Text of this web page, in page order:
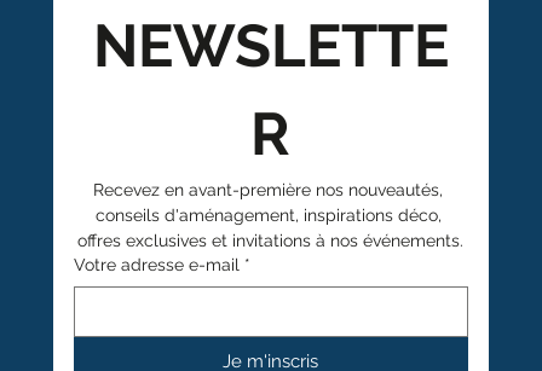
NEWSLETTE
R
Recevez en avant-première nos nouveautés,
conseils d'aménagement, inspirations déco,
offres exclusives et invitations à nos événements.
Votre adresse e-mail *
Je m'inscris